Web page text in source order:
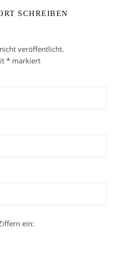
SCHREIBEN
veröffentlicht.
* markiert
ein: